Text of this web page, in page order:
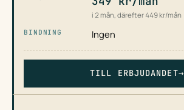
i 2 mån, därefter 449 kr/mån
Ingen
TILL ERBJUDANDET→